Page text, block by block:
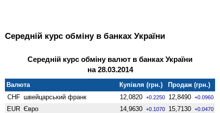
Середній курс обміну в банках України
Середній курс обміну валют в банках України
на 28.03.2014
Валюта Купівля (грн.)
Продаж (грн.)
CHF швейцарський франк 12,0820 +0.2250 12,8490 +0.0960
EUR Євро 14,9630 +0.1070 15,7130 +0.0470